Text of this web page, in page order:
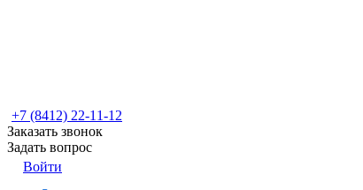
+7 (8412) 22-11-12
Заказать звонок
Задать вопрос
Войти